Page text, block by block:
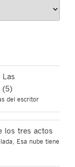
(5)
del escritor
los tres actos
, Esa nube tiene